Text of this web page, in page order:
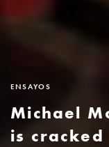
ENSAYOS
Michael
is cracked